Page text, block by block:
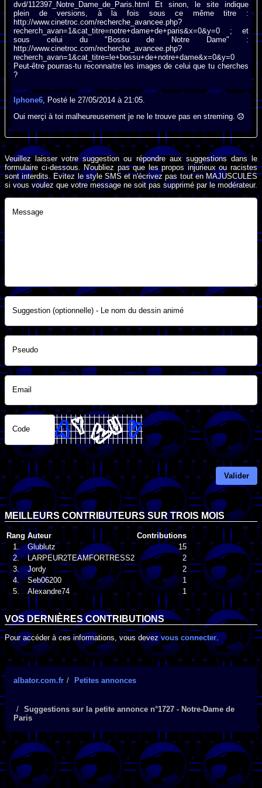
dvd/112397_Notre_Dame_de_Paris.html Et sinon, le site indique
plein de versions, à la fois sous ce même titre :
http://www.cinetroc.com/recherche_avancee.php?
recherch_avan=1&cat_titre=notre+dame+de+paris&x=0&y=0 ; et
sous celui du "Bossu de Notre Dame" :
http://www.cinetroc.com/recherche_avancee.php?
recherch_avan=1&cat_titre=le+bossu+de+notre+dame&x=0&y=0
Peut-être pourras-tu reconnaitre les images de celui que tu cherches
?
Iphone6, Posté le 27/05/2014 à 21:05.
Oui merçi à toi malheureusement je ne le trouve pas en streming.
Veuillez laisser votre suggestion ou répondre aux suggestions dans le
formulaire ci-dessous. N'oubliez pas que les propos injurieux ou racistes
sont interdits. Evitez le style SMS et n'écrivez pas tout en MAJUSCULES
si vous voulez que votre message ne soit pas supprimé par le modérateur.
Message
Suggestion (optionnelle) - Le nom du dessin animé
Pseudo
Email
Code
Valider
MEILLEURS CONTRIBUTEURS SUR TROIS MOIS
Rang Auteur
Contributions
1.
Glublutz
15
2.
LARPEUR2TEAMFORTRESS2
2
3.
Jordy
2
4.
Seb06200
1
5.
Alexandre74 1
VOS DERNIÈRES CONTRIBUTIONS
Pour accéder à ces informations, vous devez vous connecter
albator.com.fr Petites annonces
Suggestions sur la petite annonce n°1727 - Notre-Dame de
Paris